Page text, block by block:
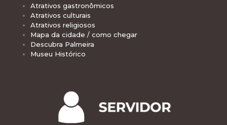
Atrativos gastronômicos
Atrativos culturais
Atrativos religiosos
Mapa da cidade / como chegar
Descubra Palmeira
Museu Histórico